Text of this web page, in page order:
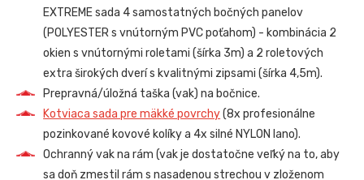
EXTREME sada 4 samostatných bočných panelov
(POLYESTER s vnútorným PVC poťahom) - kombinácia 2
okien s vnútornými roletami (šírka 3m) a 2 roletových
extra širokých dverí s kvalitnými zipsami (šírka 4,5m).
Prepravná/úložná taška (vak) na bočnice.
Kotviaca sada pre mäkké povrchy(8x profesionálne
pozinkované kovové kolíky a 4x silné NYLON lano).
Ochranný vak na rám (vak je dostatočne veľký na to, aby
sa doň zmestil rám s nasadenou strechou v zloženom